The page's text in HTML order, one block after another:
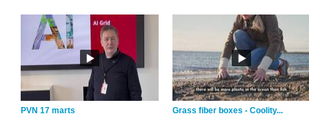
PVN 17 marts Grass fiber boxes - Coolity...